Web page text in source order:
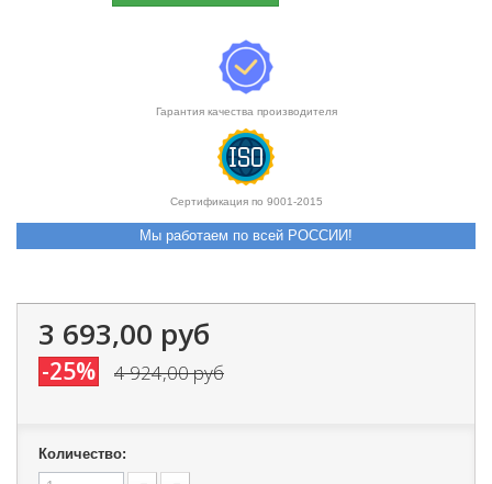
Гарантия качества производителя
Сертификация по 9001-2015
Мы работаем по всей РОССИИ!
3 693,00 руб
-25% 4 924,00 руб
Количество: